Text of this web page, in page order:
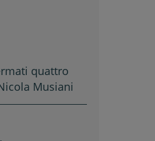
quattro
Musiani